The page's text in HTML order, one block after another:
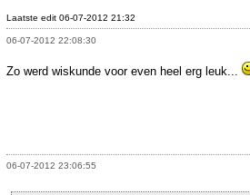
Laatste edit 06-07-2012 21:32
06-07-2012 22:08:30
Zo werd wiskunde voor even heel erg leuk...
06-07-2012 23:06:55